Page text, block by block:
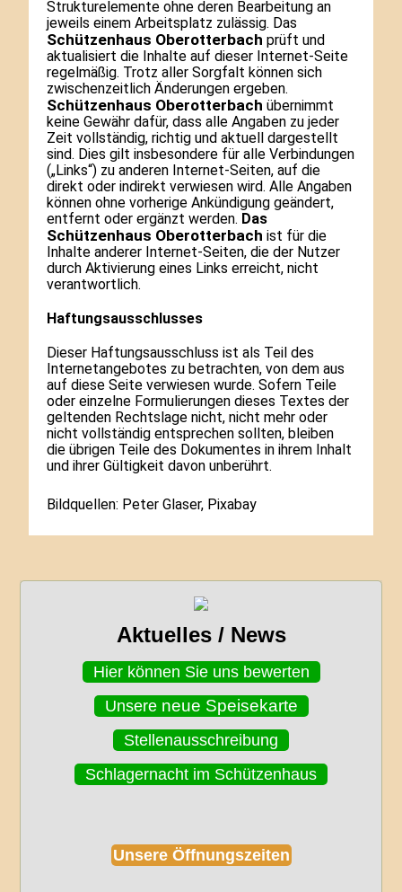
Strukturelemente ohne deren Bearbeitung an
jeweils einem Arbeitsplatz zulässig. Das
Schützenhaus Oberotterbach prüft und
aktualisiert die Inhalte auf dieser Internet-Seite
regelmäßig. Trotz aller Sorgfalt können sich
zwischenzeitlich Änderungen ergeben.
Schützenhaus Oberotterbach übernimmt
keine Gewähr dafür, dass alle Angaben zu jeder
Zeit vollständig, richtig und aktuell dargestellt
sind. Dies gilt insbesondere für alle Verbindungen
(„Links“) zu anderen Internet-Seiten, auf die
direkt oder indirekt verwiesen wird. Alle Angaben
können ohne vorherige Ankündigung geändert,
entfernt oder ergänzt werden. Das
Schützenhaus Oberotterbach ist für die
Inhalte anderer Internet-Seiten, die der Nutzer
durch Aktivierung eines Links erreicht, nicht
verantwortlich.
Haftungsausschlusses
Dieser Haftungsausschluss ist als Teil des
Internetangebotes zu betrachten, von dem aus
auf diese Seite verwiesen wurde. Sofern Teile
oder einzelne Formulierungen dieses Textes der
geltenden Rechtslage nicht, nicht mehr oder
nicht vollständig entsprechen sollten, bleiben
die übrigen Teile des Dokumentes in ihrem Inhalt
und ihrer Gültigkeit davon unberührt.
Bildquellen: Peter Glaser, Pixabay
Aktuelles / News
Hier können Sie uns bewerten
Unsere neue Speisekarte
Stellenausschreibung
Schlagernacht im Schützenhaus
Unsere Öffnungszeiten